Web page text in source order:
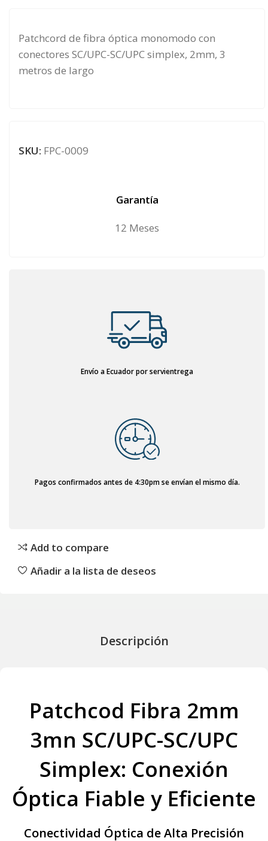
Patchcord de fibra óptica monomodo con
conectores SC/UPC-SC/UPC simplex, 2mm, 3
metros de largo
SKU: FPC-0009
Garantía
12 Meses
Envío a Ecuador por servientrega
Pagos confirmados antes de 4:30pm se envían el mismo día.
Add to compare
Añadir a la lista de deseos
Descripción
Patchcod Fibra 2mm
3mn SC/UPC-SC/UPC
Simplex: Conexión
Óptica Fiable y Eficiente
Conectividad Óptica de Alta Precisión